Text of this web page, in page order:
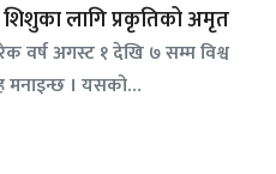
लागि प्रकृतिको अमृत
वर्ष अगस्ट १ देखि ७ सम्म विश्व
मनाइन्छ । यसको…